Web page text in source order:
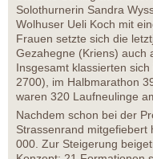
Solothurnerin Sandra
Wolhuser Ueli Koch mit
Frauen setzte sich die
Gezahegne (Kriens) auch
Insgesamt klassierten
2700), im Halbmarathon
waren 320 Laufneulinge
Nachdem schon bei der
Strassenrand mitgefiebert
000. Zur Steigerung